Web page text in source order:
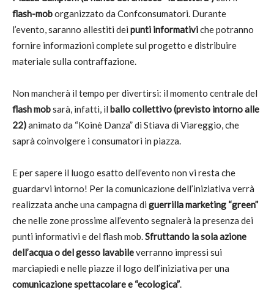
flash-moborganizzato da Confconsumatori. Durante
l’evento, saranno allestiti dei punti informativiche potranno
fornire informazioni complete sul progetto e distribuire
materiale sulla contraffazione.
Non mancherà il tempo per divertirsi: il momento centrale del
flash mobsarà, infatti, il ballo collettivo (previsto intorno alle
22)animato da “Koinè Danza” di Stiava di Viareggio, che
saprà coinvolgere i consumatori in piazza.
E per sapere il luogo esatto dell’evento non vi resta che
guardarvi intorno! Per la comunicazione dell’iniziativa verrà
realizzata anche una campagna di guerrilla marketing “green”
che nelle zone prossime all’evento segnalerà la presenza dei
punti informativi e del flash mob.Sfruttando la sola azione
dell’acqua o del gesso lavabileverranno impressi sui
marciapiedi e nelle piazze il logo dell’iniziativa per una
comunicazione spettacolare e “ecologica”.